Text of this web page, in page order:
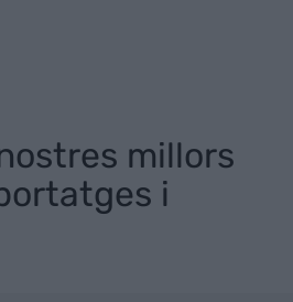
millors
i